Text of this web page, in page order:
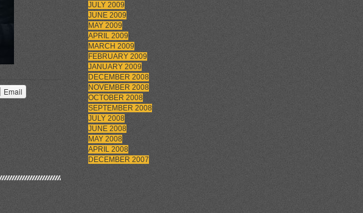
Email
JULY 2009
JUNE 2009
MAY 2009
APRIL 2009
MARCH 2009
FEBRUARY 2009
JANUARY 2009
DECEMBER 2008
NOVEMBER 2008
OCTOBER 2008
SEPTEMBER 2008
JULY 2008
JUNE 2008
MAY 2008
APRIL 2008
DECEMBER 2007